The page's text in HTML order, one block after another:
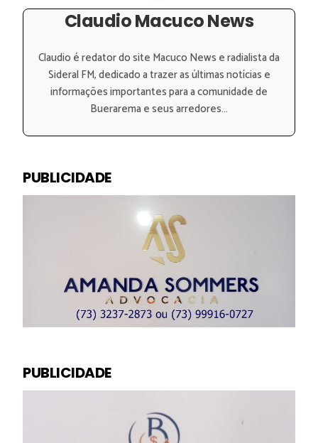
Claudio Macuco News
Claudio é redator do site Macuco News e radialista da
Sideral FM, dedicado a trazer as últimas notícias e
informações importantes para a comunidade de
Buerarema e seus arredores...
PUBLICIDADE
PUBLICIDADE